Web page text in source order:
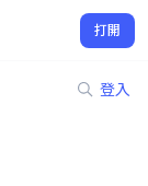
打開
登入